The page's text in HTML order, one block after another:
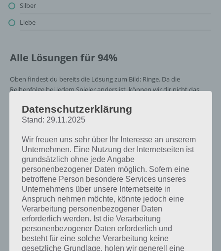
Silber
Liebe
Alle Lösungen für 94%
Oben findest du bereits die Lösung zum Bild: Ringe. Da die
Reihenfolge bei jedem Spieler anders ist, können wir dir nicht das
jedoch trotzdem zu jedem Sachverhalt die entsprechenden
Antworten findest!
Weitere Lösungen zu 94%
gesucht? Schaue inunsere
Komplettlösung zur App! Dort
kannst du mit der Suche
schnell die Antworten und
Lösungen der über 300 Level
finden!
Datenschutzerklärung
Stand: 29.11.2025
Wir freuen uns sehr über Ihr Interesse an unserem
Unternehmen. Eine Nutzung der Internetseiten ist
grundsätzlich ohne jede Angabe
personenbezogener Daten möglich. Sofern eine
betroffene Person besondere Services unseres
Unternehmens über unsere Internetseite in
Anspruch nehmen möchte, könnte jedoch eine
Verarbeitung personenbezogener Daten
erforderlich werden. Ist die Verarbeitung
personenbezogener Daten erforderlich und
besteht für eine solche Verarbeitung keine
gesetzliche Grundlage, holen wir generell eine